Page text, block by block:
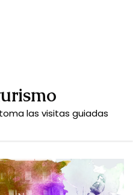
las visitas guiadas